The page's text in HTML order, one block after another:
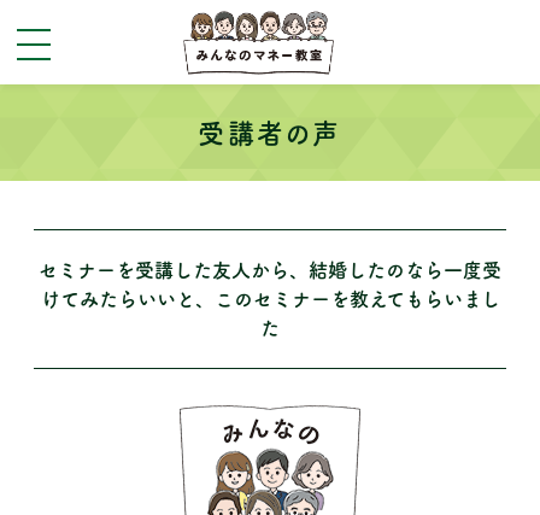
toggle
受講者の声
セミナーを受講した友人から、結婚したのなら一度受
けてみたらいいと、このセミナーを教えてもらいまし
た